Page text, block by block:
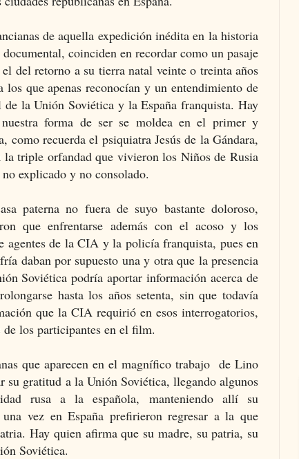
de aquella expedición inédita en la historia
coinciden en recordar como un pasaje
del retorno a su tierra natal veinte o treinta años
los que apenas reconocían y un entendimiento de
la Unión Soviética y la España franquista. Hay
forma de ser se moldea en el primer y
como recuerda el psiquiatra Jesús de la Gándara,
la triple orfandad que vivieron los Niños de Rusia
explicado y no consolado.
paterna no fuera de suyo bastante doloroso,
que enfrentarse además con el acoso y los
agentes de la CIA y la policía franquista, pues en
daban por supuesto una y otra que la presencia
Soviética podría aportar información acerca de
hasta los años setenta, sin que todavía
que la CIA requirió en esos interrogatorios,
los participantes en el film.
que aparecen en el magnífico trabajo de Lino
su gratitud a la Unión Soviética, llegando algunos
rusa a la española, manteniendo allí su
vez en España prefirieron regresar a la que
Hay quien afirma que su madre, su patria, su
Soviética.